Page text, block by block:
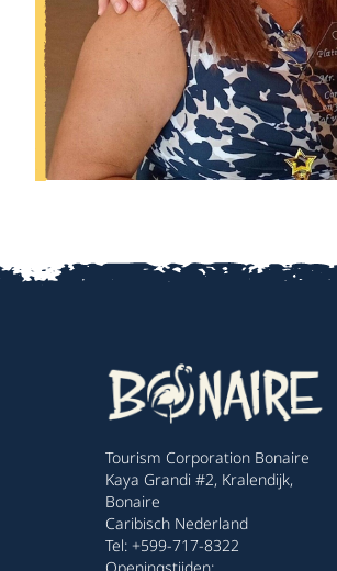
Tourism Corporation Bonaire
Kaya Grandi #2, Kralendijk,
Bonaire
Caribisch Nederland
Tel: +599-717-8322